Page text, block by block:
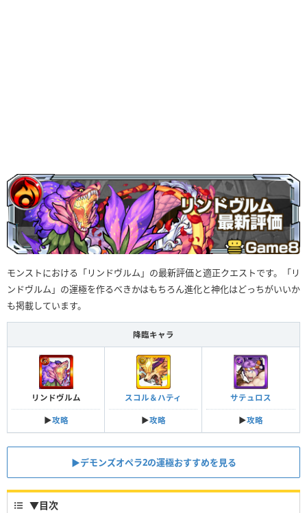
モンストにおける「リンドヴルム」の最新評価と適正クエストです。「リ
ンドヴルム」の運極を作るべきかはもちろん進化と神化はどっちがいいか
も掲載しています。
降臨キャラ
リンドヴルム
▶︎攻略
スコル＆ハティ
▶︎攻略
サテュロス
▶︎攻略
▶︎デモンズオペラ2の運極おすすめを見る
▼目次